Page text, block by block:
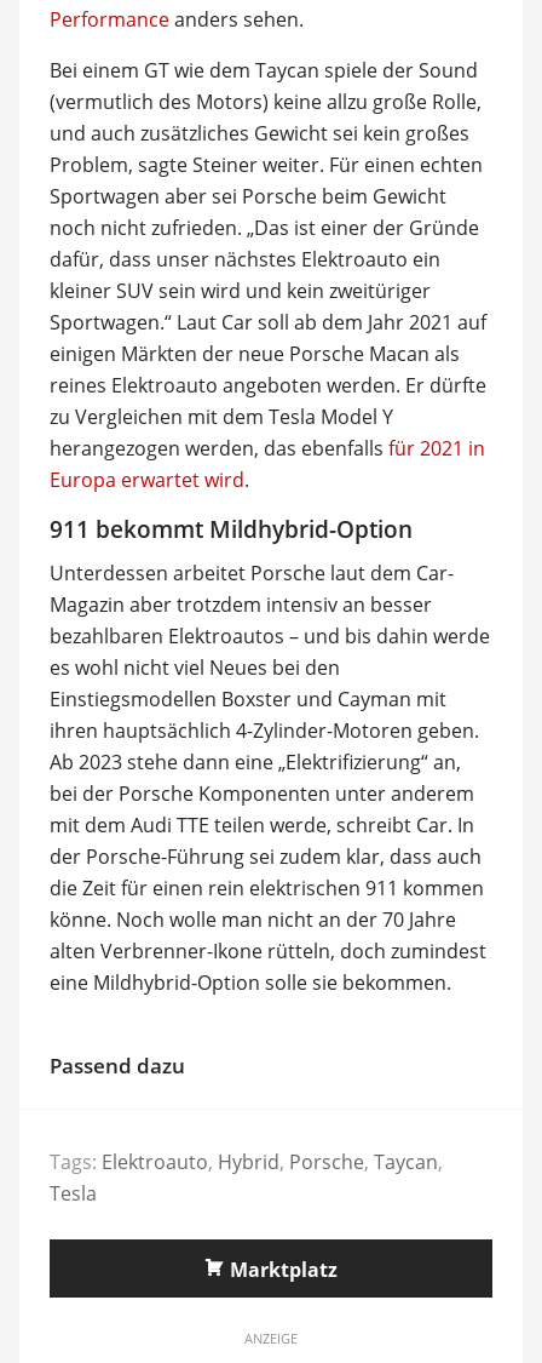
Performanceanders sehen.
Bei einem GT wie dem Taycan spiele der Sound
(vermutlich des Motors) keine allzu große Rolle,
und auch zusätzliches Gewicht sei kein großes
Problem, sagte Steiner weiter. Für einen echten
Sportwagen aber sei Porsche beim Gewicht
noch nicht zufrieden. „Das ist einer der Gründe
dafür, dass unser nächstes Elektroauto ein
kleiner SUV sein wird und kein zweitüriger
Sportwagen.“ Laut Car soll ab dem Jahr 2021 auf
einigen Märkten der neue Porsche Macan als
reines Elektroauto angeboten werden. Er dürfte
zu Vergleichen mit dem Tesla Model Y
herangezogen werden, das ebenfalls für 2021 in
Europa erwartet wird.
911 bekommt Mildhybrid-Option
Unterdessen arbeitet Porsche laut dem Car-
Magazin aber trotzdem intensiv an besser
bezahlbaren Elektroautos – und bis dahin werde
es wohl nicht viel Neues bei den
Einstiegsmodellen Boxster und Cayman mit
ihren hauptsächlich 4-Zylinder-Motoren geben.
Ab 2023 stehe dann eine „Elektrifizierung“ an,
bei der Porsche Komponenten unter anderem
mit dem Audi TTE teilen werde, schreibt Car. In
der Porsche-Führung sei zudem klar, dass auch
die Zeit für einen rein elektrischen 911 kommen
könne. Noch wolle man nicht an der 70 Jahre
alten Verbrenner-Ikone rütteln, doch zumindest
eine Mildhybrid-Option solle sie bekommen.
Passend dazu
Tags: Elektroauto, Hybrid, Porsche, Taycan,
Tesla
Marktplatz
ANZEIGE